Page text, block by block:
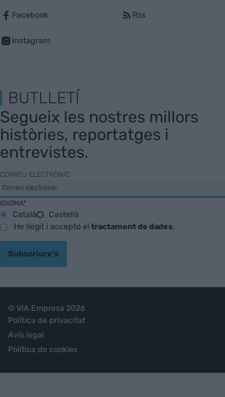
Facebook
Instagram
Rss
BUTLLETÍ
Segueix les nostres millors
històries, reportatges i
entrevistes.
CORREU ELECTRÒNIC
IDIOMA*
Català
Castellà
He llegit i accepto eltractament de dades.
Subscriure's
© VIA Empresa 2026
Política de privacitat
Avís legal
Política de cookies